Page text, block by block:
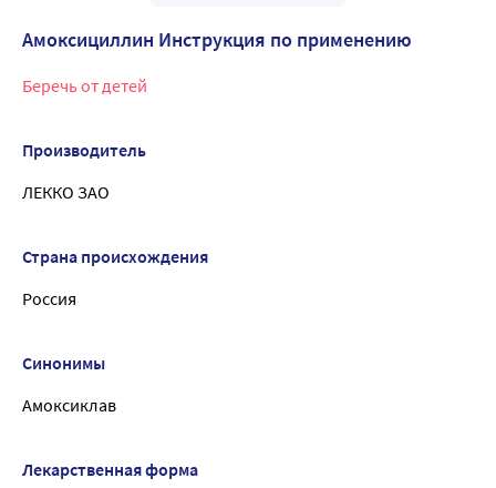
Амоксициллин Инструкция по применению
Беречь от детей
Производитель
ЛЕККО ЗАО
Страна происхождения
Россия
Синонимы
Амоксиклав
Лекарственная форма